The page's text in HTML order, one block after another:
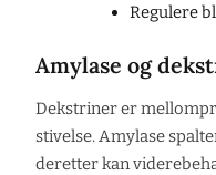
Regulere
Amylase og
Dekstriner er
stivelse. Amylase
deretter kan